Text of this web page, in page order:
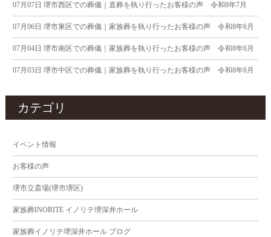
07月07日 堺市西区での葬儀｜直葬を執り行ったお客様の声 令和8年7月
07月06日 堺市東区での葬儀｜家族葬を執り行ったお客様の声 令和8年6月
07月04日 堺市南区での葬儀｜家族葬を執り行ったお客様の声 令和8年6月
07月03日 堺市中区での葬儀｜家族葬を執り行ったお客様の声 令和8年6月
カテゴリ
イベント情報
お客様の声
堺市立斎場(堺市堺区)
家族葬INORITE イノリテ堺深井ホール
家族葬イノリテ堺深井ホール ブログ